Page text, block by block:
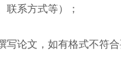
系方式等）；
写论文，如有格式不符